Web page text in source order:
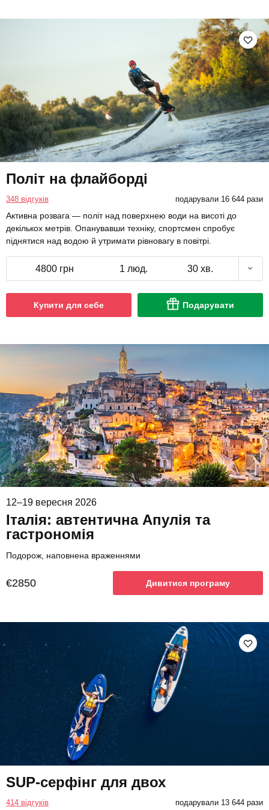
Політ на флайборді
348 відгуків подарували 16 644 рази
Активна розвага — політ над поверхнею води на висоті до
декількох метрів. Опанувавши техніку, спортсмен спробує
піднятися над водою й утримати рівновагу в повітрі.
4800 грн 1 люд. 30 хв.
Купити для себе Подарувати
12–19 вересня 2026
Італія: автентична Апулія та
гастрономія
Подорож, наповнена враженнями
€2850 Дивитися програму
SUP-серфінг для двох
414 відгуків подарували 13 644 рази